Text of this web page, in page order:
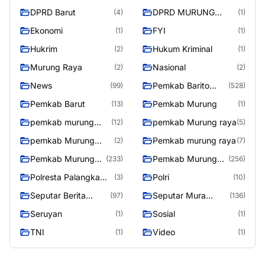
DPRD Barut (4)
DPRD MURUNG
(1)
Ekonomi (1) FYI (1)
Hukrim (2) Hukum Kriminal (1)
Murung Raya (2) Nasional (2)
News (99)
Pemkab Barito
(528)
Pemkab Barut (13) Pemkab Murung (1)
pemkab murung
(12) pemkab Murung raya(5)
pemkab Murung
(2) Pemkab murung raya (7)
Pemkab Murung
(233)
Pemkab Murung
(256)
Polresta Palangka
(3) Polri (10)
Seputar Berita
(97)
Seputar Mura
(136)
Seruyan (1) Sosial (1)
TNI (1) Video (1)